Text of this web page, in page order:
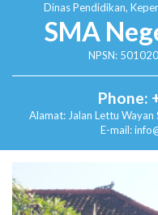
Dinas Pendidikan,
SMA
NPSN:
Phone:
Alamat: Jalan Lettu
E-mail: